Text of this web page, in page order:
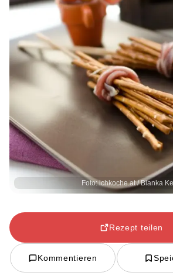
Foto: ichkoche.at / Blanka
Rezept teilen
Kommentieren